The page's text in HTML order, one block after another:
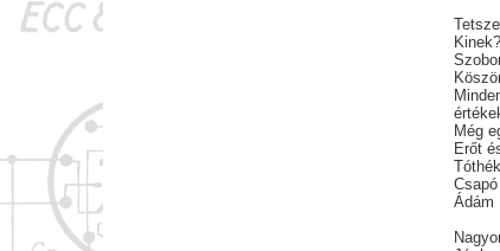
Kinek?
Még
Erőt
Tóthék
Ádám